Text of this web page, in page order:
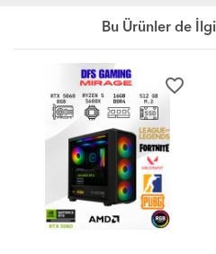
Bu Ürünler de
favorite_border